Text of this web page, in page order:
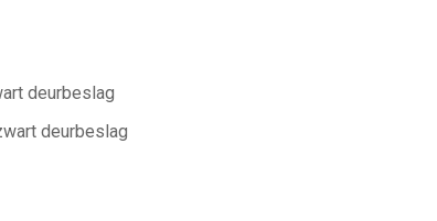
deurbeslag
deurbeslag